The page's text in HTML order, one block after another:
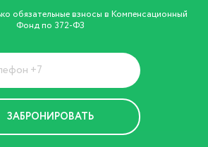
обязательные взносы в Компенсационный
Фонд по 372-ФЗ